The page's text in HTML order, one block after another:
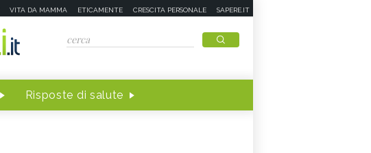
VITA DA MAMMA ETICAMENTE CRESCITA PERSONALE SAPERE.IT
Risposte di salute